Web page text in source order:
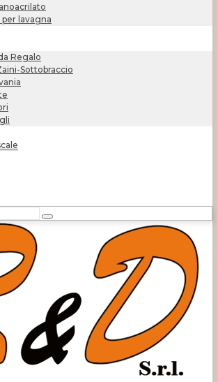
per lavagna
Regalo
Sottobraccio